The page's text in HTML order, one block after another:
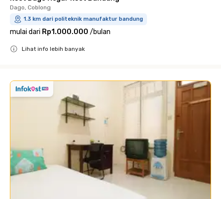
Dago, Coblong
1.3 km dari politeknik manufaktur bandung
mulai dari Rp1.000.000 /bulan
Lihat info lebih banyak